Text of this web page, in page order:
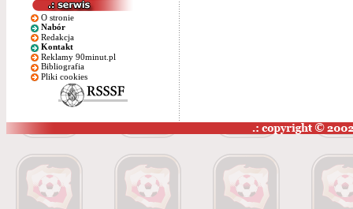
O stronie
Nabór
Redakcja
Kontakt
Reklamy 90minut.pl
Bibliografia
Pliki cookies